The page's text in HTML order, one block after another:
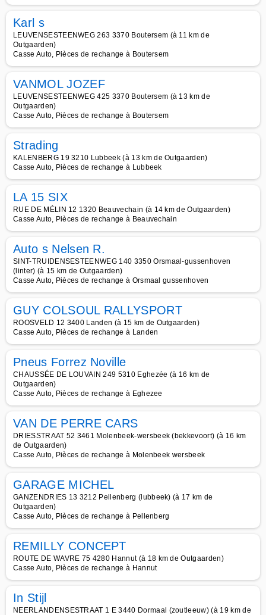
Karl s
LEUVENSESTEENWEG 263 3370 Boutersem (à 11 km de
Outgaarden)
Casse Auto, Pièces de rechange à Boutersem
VANMOL JOZEF
LEUVENSESTEENWEG 425 3370 Boutersem (à 13 km de
Outgaarden)
Casse Auto, Pièces de rechange à Boutersem
Strading
KALENBERG 19 3210 Lubbeek (à 13 km de Outgaarden)
Casse Auto, Pièces de rechange à Lubbeek
LA 15 SIX
RUE DE MÉLIN 12 1320 Beauvechain (à 14 km de Outgaarden)
Casse Auto, Pièces de rechange à Beauvechain
Auto s Nelsen R.
SINT-TRUIDENSESTEENWEG 140 3350 Orsmaal-gussenhoven
(linter) (à 15 km de Outgaarden)
Casse Auto, Pièces de rechange à Orsmaal gussenhoven
GUY COLSOUL RALLYSPORT
ROOSVELD 12 3400 Landen (à 15 km de Outgaarden)
Casse Auto, Pièces de rechange à Landen
Pneus Forrez Noville
CHAUSSÉE DE LOUVAIN 249 5310 Eghezée (à 16 km de
Outgaarden)
Casse Auto, Pièces de rechange à Eghezee
VAN DE PERRE CARS
DRIESSTRAAT 52 3461 Molenbeek-wersbeek (bekkevoort) (à 16 km
de Outgaarden)
Casse Auto, Pièces de rechange à Molenbeek wersbeek
GARAGE MICHEL
GANZENDRIES 13 3212 Pellenberg (lubbeek) (à 17 km de
Outgaarden)
Casse Auto, Pièces de rechange à Pellenberg
REMILLY CONCEPT
ROUTE DE WAVRE 75 4280 Hannut (à 18 km de Outgaarden)
Casse Auto, Pièces de rechange à Hannut
In Stijl
NEERLANDENSESTRAAT 1 E 3440 Dormaal (zoutleeuw) (à 19 km de